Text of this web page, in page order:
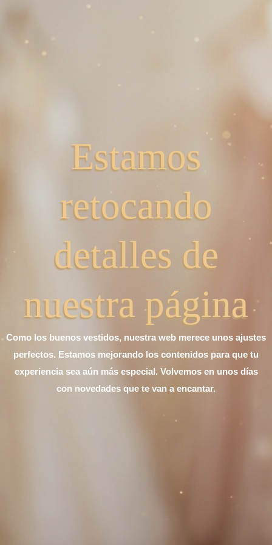
Estamos
retocando
detalles de
nuestra página
Como los buenos vestidos, nuestra web merece unos ajustes
perfectos. Estamos mejorando los contenidos para que tu
experiencia sea aún más especial. Volvemos en unos días
con novedades que te van a encantar.